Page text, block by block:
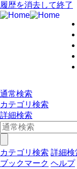
履歴を消去して終了
通常検索
カテゴリ検索
詳細検索
カテゴリ検索 詳細検
ブックマーク ヘルプ